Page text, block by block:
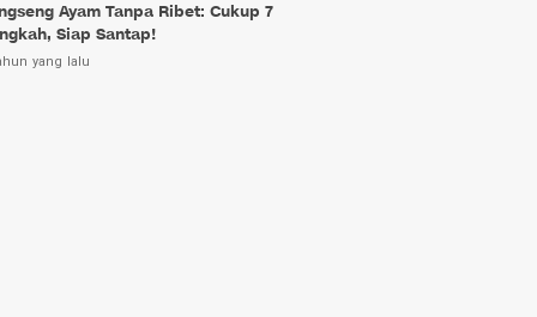
Ayam Tanpa Ribet: Cukup 7
Siap Santap!
yang lalu